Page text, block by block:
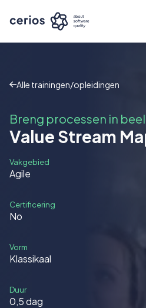
Alle trainingen/opleidingen
Breng processen in
Value Stream
Vakgebied
Agile
Certificering
No
Vorm
Klassikaal
Duur
0,5 dag